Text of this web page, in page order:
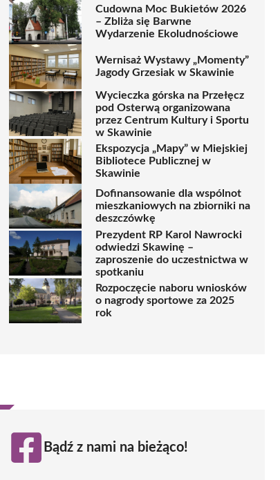
Cudowna Moc Bukietów 2026
– Zbliża się Barwne
Wydarzenie Ekoludnościowe
Wernisaż Wystawy „Momenty”
Jagody Grzesiak w Skawinie
Wycieczka górska na Przełęcz
pod Osterwą organizowana
przez Centrum Kultury i Sportu
w Skawinie
Ekspozycja „Mapy” w Miejskiej
Bibliotece Publicznej w
Skawinie
Dofinansowanie dla wspólnot
mieszkaniowych na zbiorniki na
deszczówkę
Prezydent RP Karol Nawrocki
odwiedzi Skawinę –
zaproszenie do uczestnictwa w
spotkaniu
Rozpoczęcie naboru wniosków
o nagrody sportowe za 2025
rok
Bądź z nami na bieżąco!